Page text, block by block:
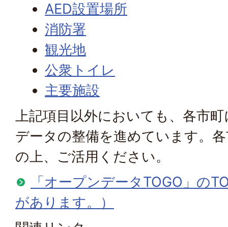
AED設置場所
消防署
観光地
公衆トイレ
主要施設
上記項目以外においても、各市
データの整備を進めています。
の上、ご活用ください。
「オープンデータTOGO」の
があります。）